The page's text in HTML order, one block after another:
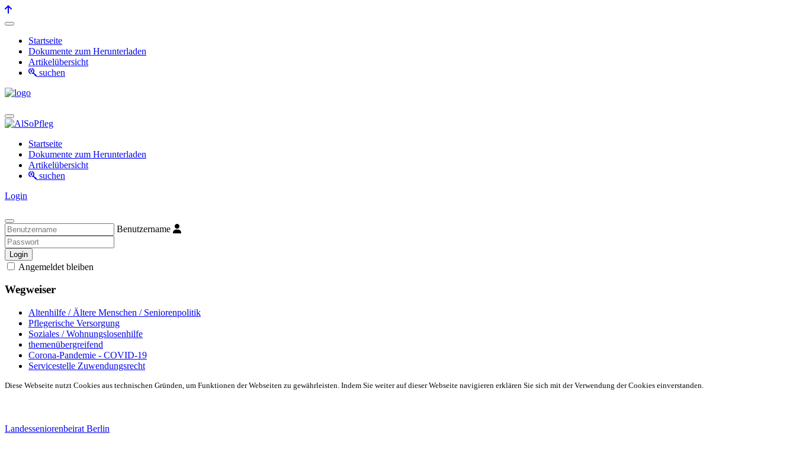
Startseite
Dokumente zum Herunterladen
Artikelübersicht
suchen
Startseite
Dokumente zum Herunterladen
Artikelübersicht
suchen
Login
Benutzername
Login
Angemeldet bleiben
Wegweiser
Altenhilfe / Ältere Menschen / Seniorenpolitik
Pflegerische Versorgung
Soziales / Wohnungslosenhilfe
themenübergreifend
Corona-Pandemie - COVID-19
Servicestelle Zuwendungsrecht
Diese Webseite nutzt Cookies aus technischen Gründen, um Funktionen der Webseiten zu gewährleisten. Indem Sie weiter auf dieser Webseite navigieren erklären Sie sich mit der Verwendung der Cookies einverstanden.
Landesseniorenbeirat Berlin